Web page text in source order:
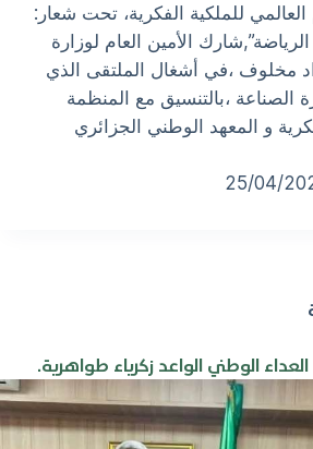
العالمي للملكية الفكرية، تحت شعار:
الأمين العام لوزارة
مخلوف ،في أشغال الملتقى الذي
الصناعة ،بالتنسيق مع المنظمة
و المعهد الوطني الجزائري
25/04/
الوطني الواعد زكرياء طواهرية.